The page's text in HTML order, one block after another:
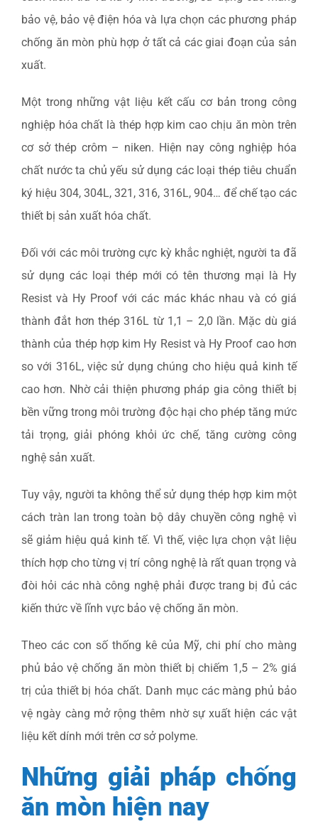
bảo vệ, bảo vệ điện hóa và lựa chọn các phương pháp
chống ăn mòn phù hợp ở tất cả các giai đoạn của sản
xuất.
Một trong những vật liệu kết cấu cơ bản trong công
nghiệp hóa chất là thép hợp kim cao chịu ăn mòn trên
cơ sở thép crôm – niken. Hiện nay công nghiệp hóa
chất nước ta chủ yếu sử dụng các loại thép tiêu chuẩn
ký hiệu 304, 304L, 321, 316, 316L, 904… để chế tạo các
thiết bị sản xuất hóa chất.
Đối với các môi trường cực kỳ khắc nghiệt, người ta đã
sử dụng các loại thép mới có tên thương mại là Hy
Resist và Hy Proof với các mác khác nhau và có giá
thành đắt hơn thép 316L từ 1,1 – 2,0 lần. Mặc dù giá
thành của thép hợp kim Hy Resist và Hy Proof cao hơn
so với 316L, việc sử dụng chúng cho hiệu quả kinh tế
cao hơn. Nhờ cải thiện phương pháp gia công thiết bị
bền vững trong môi trường độc hại cho phép tăng mức
tải trọng, giải phóng khỏi ức chế, tăng cường công
nghệ sản xuất.
Tuy vậy, người ta không thể sử dụng thép hợp kim một
cách tràn lan trong toàn bộ dây chuyền công nghệ vì
sẽ giảm hiệu quả kinh tế. Vì thế, việc lựa chọn vật liệu
thích hợp cho từng vị trí công nghệ là rất quan trọng và
đòi hỏi các nhà công nghệ phải được trang bị đủ các
kiến thức về lĩnh vực bảo vệ chống ăn mòn.
Theo các con số thống kê của Mỹ, chi phí cho màng
phủ bảo vệ chống ăn mòn thiết bị chiếm 1,5 – 2% giá
trị của thiết bị hóa chất. Danh mục các màng phủ bảo
vệ ngày càng mở rộng thêm nhờ sự xuất hiện các vật
liệu kết dính mới trên cơ sở polyme.
Những giải pháp chống
ăn mòn hiện nay